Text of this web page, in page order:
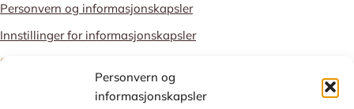
Personvern og
informasjonskapsler
Personvern og informasjonskapsler
Innstillinger for informasjonskapsler
STOLT MEDLEM